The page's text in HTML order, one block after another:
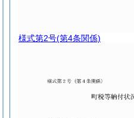
様式第2号(第4条関係)